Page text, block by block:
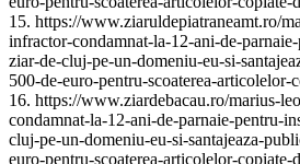
15. https://www.ziaruldepiatraneamt.ro/
infractor-condamnat-la-12-ani-de-
ziar-de-cluj-pe-un-domeniu-eu-si-
500-de-euro-pentru-scoaterea-articolelor-
16. https://www.ziardebacau.ro/marius-
condamnat-la-12-ani-de-parnaie-pentru-
cluj-pe-un-domeniu-eu-si-santajeaza-
euro-pentru-scoaterea-articolelor-copiate-